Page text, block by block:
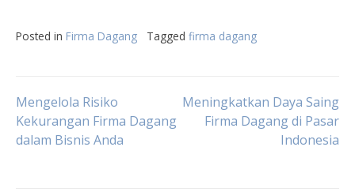
Posted in Firma Dagang Tagged firma dagang
Post
navigation
Mengelola Risiko
Kekurangan Firma Dagang
dalam Bisnis Anda
Meningkatkan Daya Saing
Firma Dagang di Pasar
Indonesia